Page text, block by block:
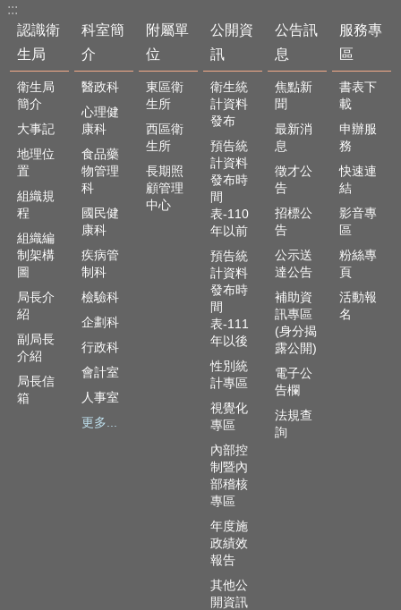
:::
認識衛
生局
衛生局
簡介
大事記
地理位
置
組織規
程
組織編
制架構
圖
局長介
紹
副局長
介紹
局長信
箱
科室簡
介
醫政科
心理健
康科
食品藥
物管理
科
國民健
康科
疾病管
制科
檢驗科
企劃科
行政科
會計室
人事室
更多...
附屬單
位
東區衛
生所
西區衛
生所
長期照
顧管理
中心
公開資
訊
衛生統
計資料
發布
預告統
計資料
發布時
間
表-110
年以前
預告統
計資料
發布時
間
表-111
年以後
性別統
計專區
視覺化
專區
內部控
制暨內
部稽核
專區
年度施
政績效
報告
其他公
開資訊
公告訊
息
焦點新
聞
最新消
息
徵才公
告
招標公
告
公示送
達公告
補助資
訊專區
(身分揭
露公開)
電子公
告欄
法規查
詢
服務專
區
書表下
載
申辦服
務
快速連
結
影音專
區
粉絲專
頁
活動報
名